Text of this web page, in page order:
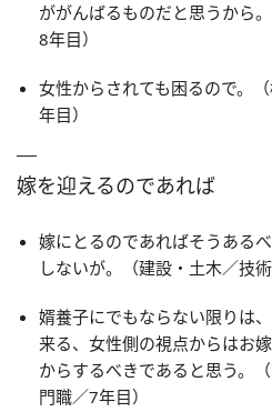
ががんばるものだと思うから
8年目）
女性からされても困るので。
年目）
嫁を迎えるのであれば
嫁にとるのであればそうある
しないが。（建設・土木／技術
婿養子にでもならない限りは
来る、女性側の視点からはお
からするべきであると思う。
門職／7年目）